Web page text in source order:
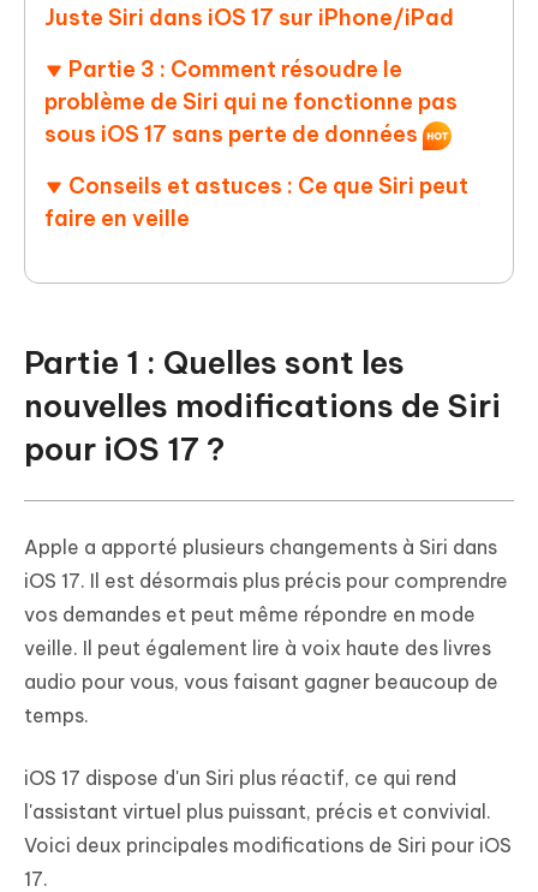
Juste Siri dans iOS 17 sur iPhone/iPad
Partie 3 : Comment résoudre le
problème de Siri qui ne fonctionne pas
sous iOS 17 sans perte de données
Conseils et astuces : Ce que Siri peut
faire en veille
Partie 1 : Quelles sont les
nouvelles modifications de Siri
pour iOS 17 ?
Apple a apporté plusieurs changements à Siri dans
iOS 17. Il est désormais plus précis pour comprendre
vos demandes et peut même répondre en mode
veille. Il peut également lire à voix haute des livres
audio pour vous, vous faisant gagner beaucoup de
temps.
iOS 17 dispose d'un Siri plus réactif, ce qui rend
l'assistant virtuel plus puissant, précis et convivial.
Voici deux principales modifications de Siri pour iOS
17.